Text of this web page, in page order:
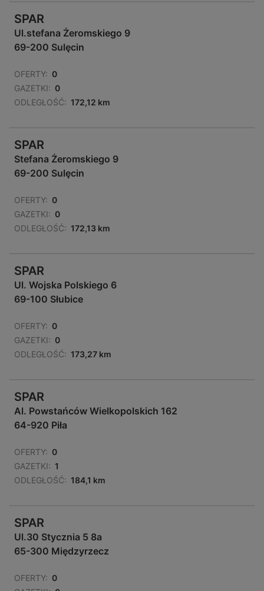
SPAR
Ul.stefana Żeromskiego 9
69-200 Sulęcin
OFERTY: 0
GAZETKI: 0
ODLEGŁOŚĆ: 172,12 km
SPAR
Stefana Żeromskiego 9
69-200 Sulęcin
OFERTY: 0
GAZETKI: 0
ODLEGŁOŚĆ: 172,13 km
SPAR
Ul. Wojska Polskiego 6
69-100 Słubice
OFERTY: 0
GAZETKI: 0
ODLEGŁOŚĆ: 173,27 km
SPAR
Al. Powstańców Wielkopolskich 162
64-920 Piła
OFERTY: 0
GAZETKI: 1
ODLEGŁOŚĆ: 184,1 km
SPAR
Ul.30 Stycznia 5 8a
65-300 Międzyrzecz
OFERTY: 0